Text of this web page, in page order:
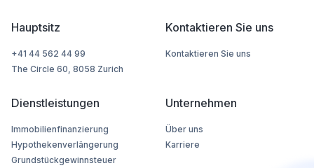
Hauptsitz
+41 44 562 44 99
The Circle 60, 8058 Zurich
Kontaktieren Sie uns
Kontaktieren Sie uns
Dienstleistungen
Immobilienfinanzierung
Hypothekenverlängerung
Grundstückgewinnsteuer
Unternehmen
Über uns
Karriere